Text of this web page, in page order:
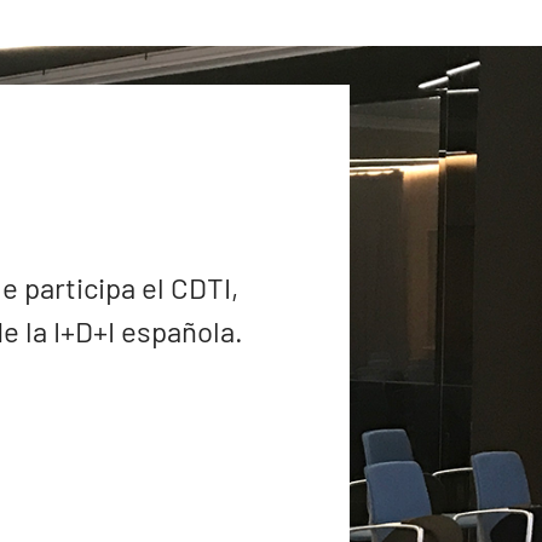
participa el CDTI,
la I+D+I española.